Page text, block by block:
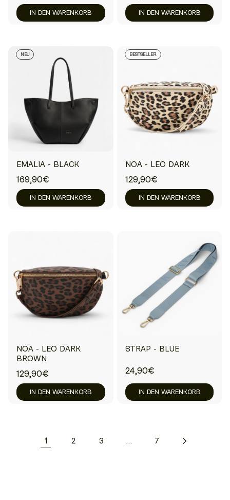
IN DEN WARENKORB IN DEN WARENKORB
NEU
EMALIA - BLACK
169,90€
IN DEN WARENKORB
BESTSELLER
NOA - LEO DARK
129,90€
IN DEN WARENKORB
NOA - LEO DARK
BROWN
129,90€
IN DEN WARENKORB
STRAP - BLUE
24,90€
IN DEN WARENKORB
1 2 3 … 7